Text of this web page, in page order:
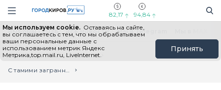
Навигация сайта
82,17 94,84
Мы используем cookie. Оставаясь на сайте,
вы соглашаетесь с тем, что мы обрабатываем
ваши персональные данные с
использованием метрик Яндекс
Метрика,top.mail.ru, LiveInternet.
Принять
Выборы - 2026 Все новости Мы в Telegram
Главная
Лента новостей
С тамими загранниками выпрут из самолета вместе с пожитками: с 10 апреля загранпаспорта россиян начали признавать недействительными